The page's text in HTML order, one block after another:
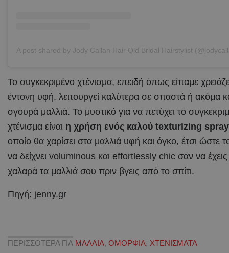
Το συγκεκριμένο χτένισμα, επειδή όπως είπαμε
έντονη υφή, λειτουργεί καλύτερα σε σπαστά ή ακόμα
σγουρά μαλλιά. Το μυστικό για να πετύχει το
χτένισμα είναι η χρήση ενός καλού texturizing spray
οποίο θα χαρίσει στα μαλλιά υφή και όγκο, έτσι ώστε
να δείχνει voluminous και effortlessly chic σαν να έχεις
χαλαρά τα μαλλιά σου πριν βγεις από το σπίτι.
Πηγή: jenny.gr
ΠΕΡΙΣΣΟΤΕΡΑ ΓΙΑ ΜΑΛΛΙΑ, ΟΜΟΡΦΙΑ, ΧΤΕΝΙΣΜΑΤΑ